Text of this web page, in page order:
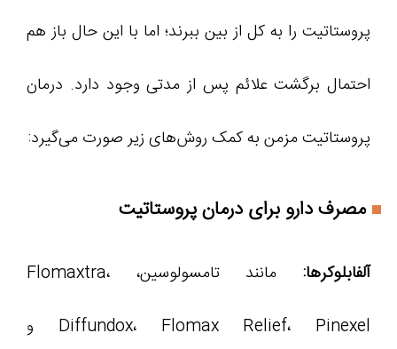
پروستاتیت را به کل از بین ببرند؛ اما با این حال باز هم
احتمال برگشت علائم پس از مدتی وجود دارد. درمان
پروستاتیت مزمن به کمک روش‌های زیر صورت می‌گیرد:
مصرف دارو برای درمان پروستاتیت
آلفابلوکرها: مانند تامسولوسین، Flomaxtra،
Diffundox، Flomax Relief، Pinexel و